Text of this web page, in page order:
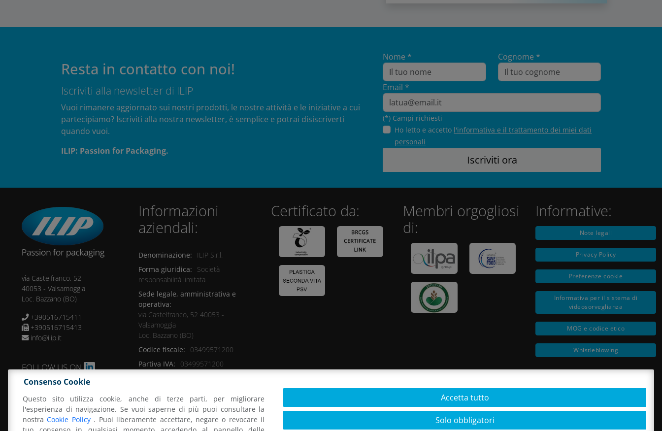
Resta in contatto con noi!
Iscriviti alla newsletter di ILIP
Vuoi rimanere aggiornato sui nostri prodotti, le nostre attività e le iniziative a cui
partecipiamo? Iscriviti alla nostra newsletter, è semplice e potrai disiscriverti
quando vuoi.
ILIP: Passion for Packaging.
Nome * Cognome *
Email *
(*) Campi richiesti
Ho letto e accetto l'informativa e il trattamento dei miei dati
personali
via Castelfranco, 52
40053 -Valsamoggia
Loc. Bazzano (BO)
+390516715411
+390516715413
info@ilip.it
FOLLOW US ON
Informazioni
aziendali:
Denominazione:
ILIP S.r.l.
Forma giuridica:
Società
responsabilità limitata
Sede legale, amministrativa e
operativa:
via Castelfranco, 52 40053 -
Valsamoggia
Loc. Bazzano (BO)
Codice fiscale:
03499571200
Partiva IVA:
03499571200
Capitale sociale: Deliberato:
5.000.000,00 - Sottoscritto:
5.000.000,00 - Versato: 5.000.000,00
Certificato da:
Membri orgogliosi
di:
Informative:
Note legali
Privacy Policy
Preferenze cookie
Informativa per il sistema di
videosorveglianza
MOG e codice etico
Whistleblowing
Consenso Cookie
Questo sito utilizza cookie, anche di terze parti, per migliorare
l'esperienza di navigazione. Se vuoi saperne di più puoi consultare la
nostraCookie Policy . Puoi liberamente accettare, negare o revocare il
Accetta tutto
Solo obbligatori